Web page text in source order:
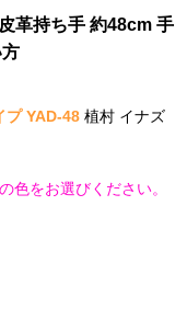
革持ち手 約48cm 手
プ YAD-48 植村 イナズ
色をお選びください。